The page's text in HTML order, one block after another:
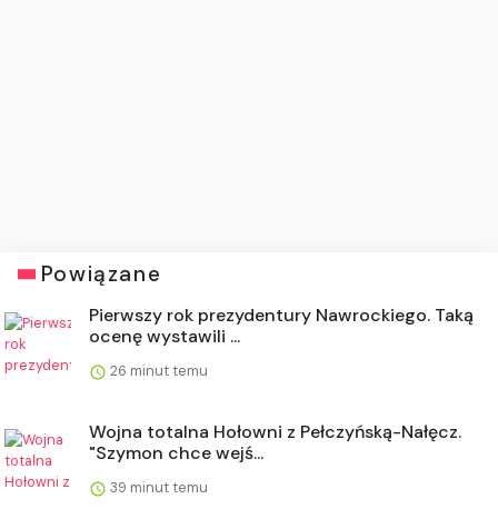
Powiązane
Pierwszy rok prezydentury Nawrockiego. Taką
ocenę wystawili ...
26 minut temu
Wojna totalna Hołowni z Pełczyńską-Nałęcz.
"Szymon chce wejś...
39 minut temu